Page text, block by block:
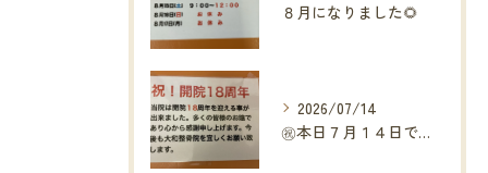
８月になりました🌻
2026/07/14
㊗️本日７月１４日で当院は開院１８周年となりました🎉